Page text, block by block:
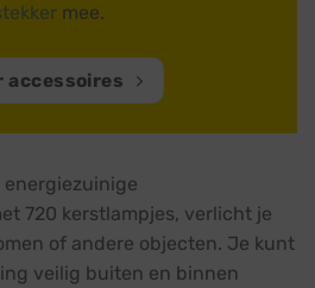
mee.
accessoires
energiezuinige
720 kerstlampjes, verlicht je
of andere objecten. Je kunt
veilig buiten en binnen